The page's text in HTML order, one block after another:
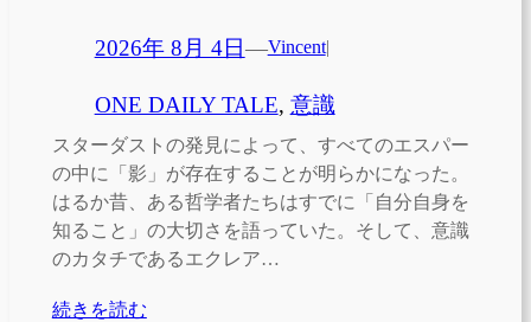
2026年 8月 4日—Vincent|
ONE DAILY TALE, 意識
スターダストの発見によって、すべてのエスパー
の中に「影」が存在することが明らかになった。
はるか昔、ある哲学者たちはすでに「自分自身を
知ること」の大切さを語っていた。そして、意識
のカタチであるエクレア…
続きを読む